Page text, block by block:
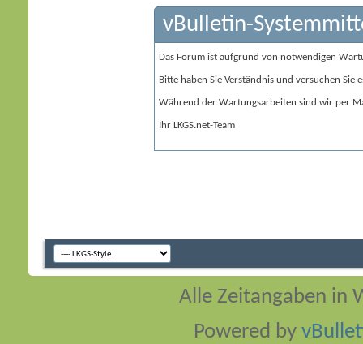
vBulletin-
Das Forum ist aufgrund von notwendigen
Bitte haben Sie Verständnis und versuchen Sie
Während der Wartungsarbeiten sind wir per
Ihr LKGS.net-Team
Alle Zeitangaben in
Powered by